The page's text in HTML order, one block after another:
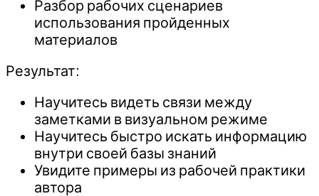
Разбор рабочих сценариев
использования пройденных
материалов
Результат:
Научитесь видеть связи между
заметками в визуальном режиме
Научитесь быстро искать информацию
внутри своей базы знаний
Увидите примеры из рабочей практики
автора